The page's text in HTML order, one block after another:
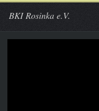
BKI Rosinka e.V.